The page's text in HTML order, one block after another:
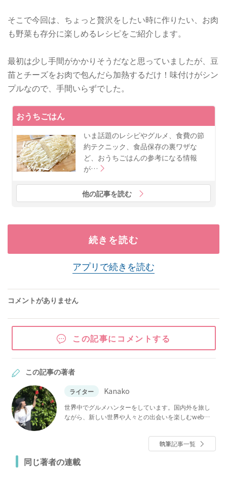
そこで今回は、ちょっと贅沢をしたい時に作りたい、お肉
も野菜も存分に楽しめるレシピをご紹介します。
最初は少し手間がかかりそうだなと思っていましたが、豆
苗とチーズをお肉で包んだら加熱するだけ！味付けがシン
プルなので、手間いらずでした。
おうちごはん
いま話題のレシピやグルメ、食費の節
約テクニック、食品保存の裏ワザな
ど、おうちごはんの参考になる情報
が…
他の記事を読む
続きを読む
アプリで続きを読む
コメントがありません
この記事にコメントする
この記事の著者
ライター Kanako
世界中でグルメハンターをしています。国内外を旅し
ながら、新しい世界や人々との出会いを楽しむwebラ
執筆記事一覧
同じ著者の連載